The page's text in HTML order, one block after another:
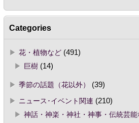
Categories
花・植物など(491)
巨樹(14)
季節の話題（花以外）
(39)
ニュース･イベント関連 (210)
神話・神楽・神社・神事・伝統芸能